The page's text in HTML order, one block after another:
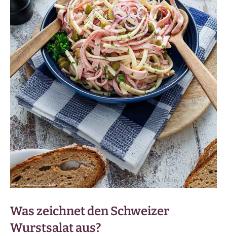
Was zeichnet den Schweizer
Wurstsalat aus?